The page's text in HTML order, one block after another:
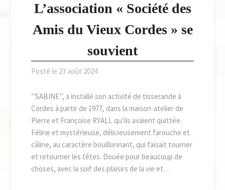
L’association « Société des
Amis du Vieux Cordes » se
souvient
Posté le 23 août 2024
’’SABINE’’, a installé son activité de tisserande à
Cordes à partir de 1977, dans la maison-atelier de
Pierre et Françoise RYALL qu’ils avaient quittée.
Féline et mystérieuse, délicieusement farouche et
câline, au caractère bouillonnant, qui faisait tourner
et retourner les têtes. Douée pour beaucoup de
choses, avec la soif des plaisirs de la vie et…